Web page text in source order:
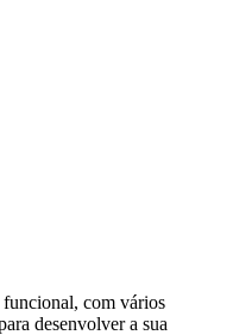
com vários
desenvolver a sua